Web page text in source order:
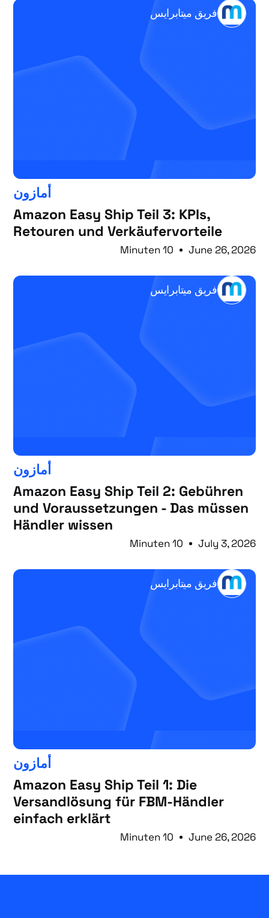
فريق ميتابرايس
أمازون
Amazon Easy Ship Teil 3: KPIs,
Retouren und Verkäufervorteile
June 26, 2026
10 Minuten
فريق ميتابرايس
أمازون
Amazon Easy Ship Teil 2: Gebühren
und Voraussetzungen - Das müssen
Händler wissen
July 3, 2026
10 Minuten
فريق ميتابرايس
أمازون
Amazon Easy Ship Teil 1: Die
Versandlösung für FBM-Händler
einfach erklärt
June 26, 2026
10 Minuten